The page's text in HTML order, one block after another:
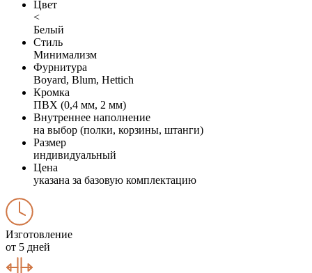
Цвет
<
Белый
Стиль
Минимализм
Фурнитура
Boyard, Blum, Hettich
Кромка
ПВХ (0,4 мм, 2 мм)
Внутреннее наполнение
на выбор (полки, корзины, штанги)
Размер
индивидуальный
Цена
указана за базовую комплектацию
Изготовление
от 5 дней